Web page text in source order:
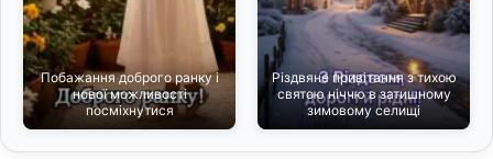
Побажання доброго ранку і
нової можливості
посміхнутися
Різдвяне привітання з тихою
святою ніччю в затишному
зимовому селищі